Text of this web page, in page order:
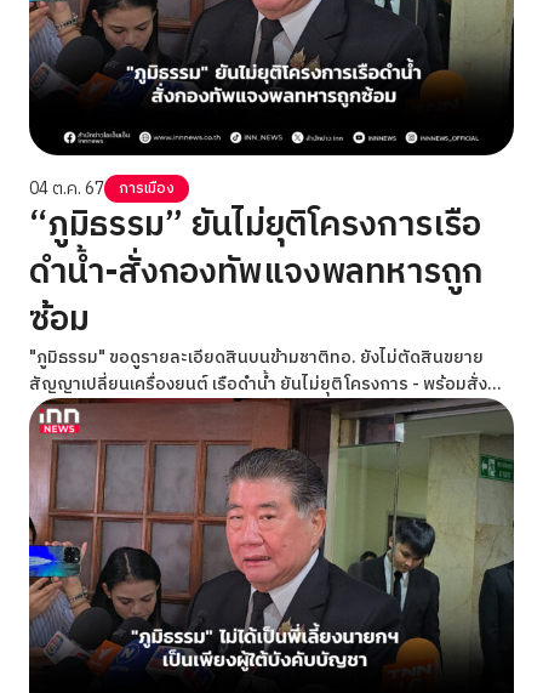
04 ต.ค. 67 การเมือง
“ภูมิธรรม” ยันไม่ยุติโครงการเรือ
ดำน้ำ-สั่งกองทัพแจงพลทหารถูก
ซ้อม
"ภูมิธรรม" ขอดูรายละเอียดสินบนข้ามชาติทอ. ยังไม่ตัดสินขยาย
สัญญาเปลี่ยนเครื่องยนต์ เรือดำน้ำ ยันไม่ยุติโครงการ - พร้อมสั่ง
กองทัพ